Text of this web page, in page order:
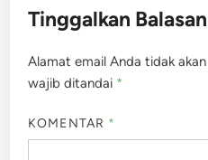
Tinggalkan Balasan
Alamat email Anda tidak
wajib ditandai *
KOMENTAR *